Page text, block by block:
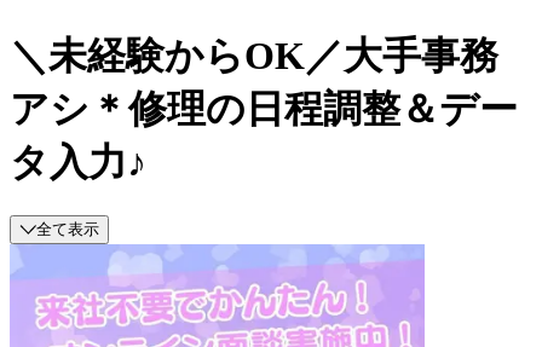
＼未経験からOK／大手事務
アシ＊修理の日程調整＆デー
タ入力♪
全て表示